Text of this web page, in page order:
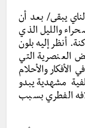
يبقى/ بعد أن
والليل الذي
أنظر إليه بلون
العنصرية التي
والأحلام
مشهدية يبدو
الفطري بسبب